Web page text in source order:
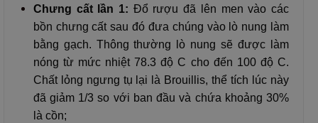
Chưng cất lần 1: Đổ rượu đã lên men vào các
bồn chưng cất sau đó đưa chúng vào lò nung làm
bằng gạch. Thông thường lò nung sẽ được làm
nóng từ mức nhiệt 78.3 độ C cho đến 100 độ C.
Chất lỏng ngưng tụ lại là Brouillis, thể tích lúc này
đã giảm 1/3 so với ban đầu và chứa khoảng 30%
là cồn;